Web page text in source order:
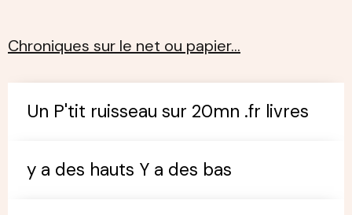
Chroniques sur le net ou papier…
Un P'tit ruisseau sur 20mn .fr livres
y a des hauts Y a des bas